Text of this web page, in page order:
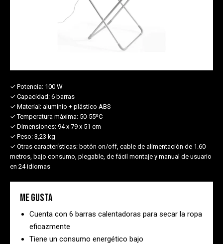
✓ Potencia: 100 W
✓ Capacidad: 6 barras
✓ Material: aluminio + plástico ABS
✓ Temperatura máxima: 50-55ºC
✓ Dimensiones: 94 x 79 x 51 cm
✓ Peso: 3,23 kg
✓ Otras características: botón on/off, cable de alimentación de 1.60
metros, bajo consumo, plegable, de fácil montaje y manual de usuario
en 24 idiomas
Me gusta
Cuenta con 6 barras calentadoras para secar la ropa
eficazmente
Tiene un consumo energético bajo